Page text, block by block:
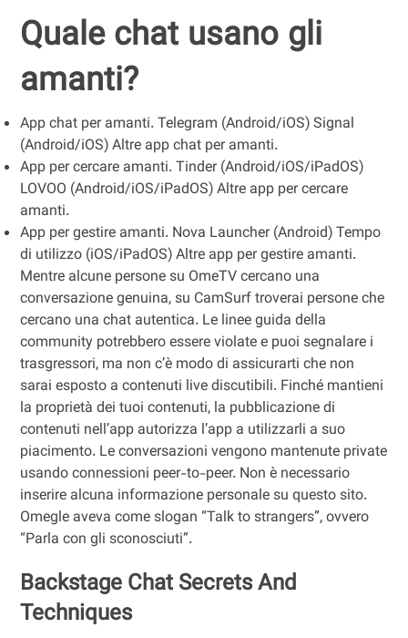
Quale chat usano gli
amanti?
App chat per amanti. Telegram (Android/iOS) Signal
(Android/iOS) Altre app chat per amanti.
App per cercare amanti. Tinder (Android/iOS/iPadOS)
LOVOO (Android/iOS/iPadOS) Altre app per cercare
amanti.
App per gestire amanti. Nova Launcher (Android) Tempo
di utilizzo (iOS/iPadOS) Altre app per gestire amanti.
Mentre alcune persone su OmeTV cercano una
conversazione genuina, su CamSurf troverai persone che
cercano una chat autentica. Le linee guida della
community potrebbero essere violate e puoi segnalare i
trasgressori, ma non c’è modo di assicurarti che non
sarai esposto a contenuti live discutibili. Finché mantieni
la proprietà dei tuoi contenuti, la pubblicazione di
contenuti nell’app autorizza l’app a utilizzarli a suo
piacimento. Le conversazioni vengono mantenute private
usando connessioni peer-to-peer. Non è necessario
inserire alcuna informazione personale su questo sito.
Omegle aveva come slogan “Talk to strangers”, ovvero
“Parla con gli sconosciuti”.
Backstage Chat Secrets And
Techniques